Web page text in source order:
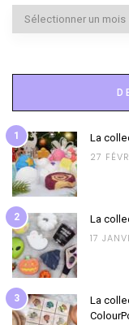
Archives
1 La
27
2 La
17
3
La